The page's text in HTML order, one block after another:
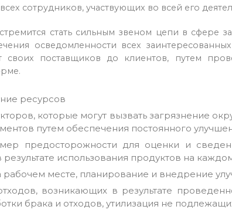
сотрудников, участвующих во всей его
стать сильным звеном цепи в
осведомленности всех
своих поставщиков до клиентов, путем
ресурсов
которые могут вызвать загрязнение
путем обеспечения постоянного
предосторожности для оценки и
использования продуктов на
рабочем месте, планирование и внедрение
возникающих в результате
брака и отходов, утилизация не